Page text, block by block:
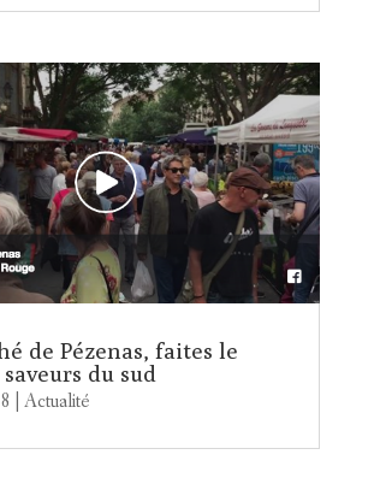
de Pézenas, faites le
du sud
Actualité